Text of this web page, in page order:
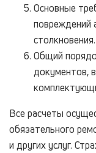
Основные
повреждений
столкновения.
Общий
документов,
Все расчеты
обязательного
и других услуг.